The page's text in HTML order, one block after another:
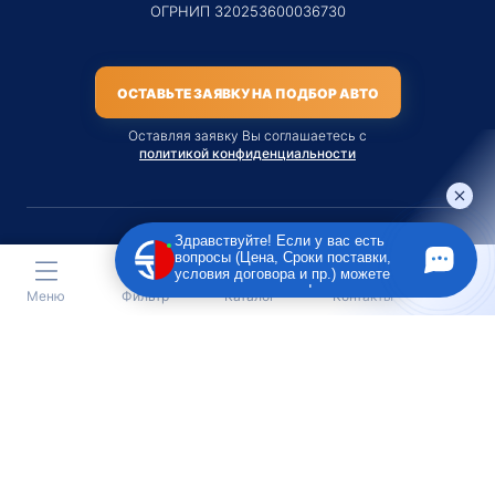
ОГРНИП 320253600036730
ОСТАВЬТЕ ЗАЯВКУ НА ПОДБОР АВТО
Оставляя заявку Вы соглашаетесь с
политикой конфиденциальности
Материалы данного сайта являются публичной офертой
только на услугу сопровождения Агентом приобретения
транспортного средства Клиентом.
Меню Фильтр Каталог Контакты
Здравствуйте! Если у вас есть
вопросы (Цена, Сроки поставки,
условия договора и пр.) можете
задать их мне в чат!